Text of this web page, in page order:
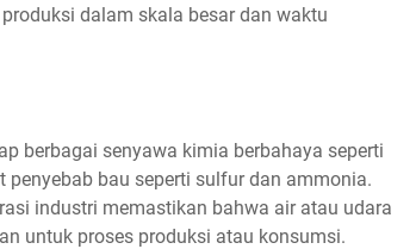
dalam skala besar dan waktu
berbagai senyawa kimia berbahaya seperti
penyebab bau seperti sulfur dan ammonia.
industri memastikan bahwa air atau udara
untuk proses produksi atau konsumsi.